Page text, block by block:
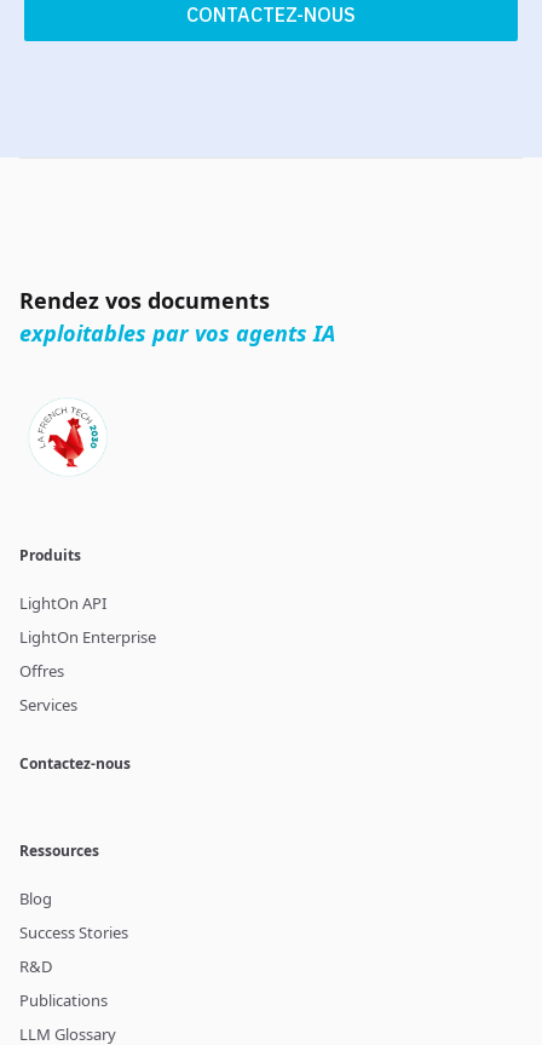
CONTACTEZ-NOUS
Rendez vos documents
exploitables par vos agents IA
Produits
LightOn API
LightOn Enterprise
Offres
Services
Contactez-nous
Ressources
Blog
Success Stories
R&D
Publications
LLM Glossary